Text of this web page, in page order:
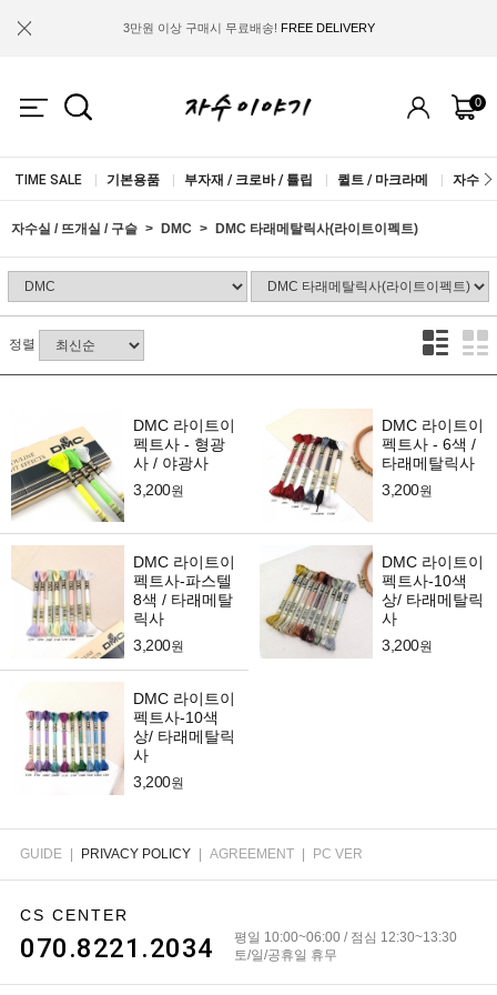
3만원 이상 구매시 무료배송! FREE DELIVERY
0
TIME SALE 기본용품 부자재 / 크로바 / 튤립 퀼트 / 마크라메 자수실
자수실 / 뜨개실 / 구슬 DMC DMC 타래메탈릭사(라이트이펙트)
정렬
DMC 라이트이
펙트사 - 형광
사 / 야광사
3,200원
DMC 라이트이
펙트사 - 6색 /
타래메탈릭사
3,200원
DMC 라이트이
펙트사-파스텔
8색 / 타래메탈
릭사
3,200원
DMC 라이트이
펙트사-10색
상/ 타래메탈릭
사
3,200원
DMC 라이트이
펙트사-10색
상/ 타래메탈릭
사
3,200원
GUIDE PRIVACY POLICY AGREEMENT PC VER
CS CENTER
070.8221.2034
평일 10:00~06:00 / 점심 12:30~13:30
토/일/공휴일 휴무